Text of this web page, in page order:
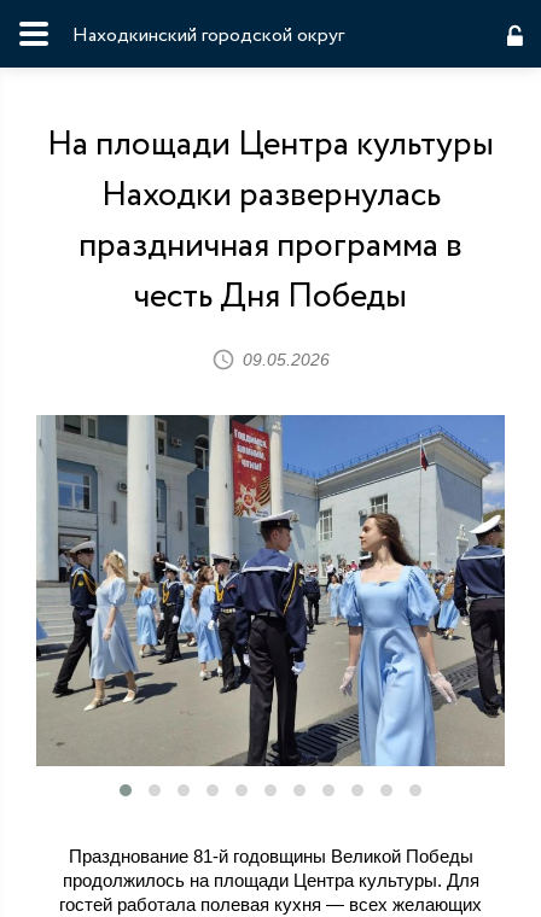
Находкинский городской округ
На площади Центра культуры
Находки развернулась
праздничная программа в
честь Дня Победы
09.05.2026
Празднование 81-й годовщины Великой Победы
продолжилось на площади Центра культуры. Для
гостей работала полевая кухня — всех желающих